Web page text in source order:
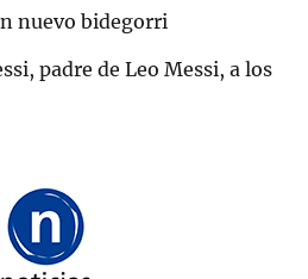
nuevo bidegorri
padre de Leo Messi, a los